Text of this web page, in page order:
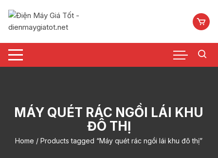
nội
MÁY QUÉT RÁC NGỒI LÁI KHU
ĐÔ THỊ
Home / Products tagged “Máy quét rác ngồi lái khu đô thị”